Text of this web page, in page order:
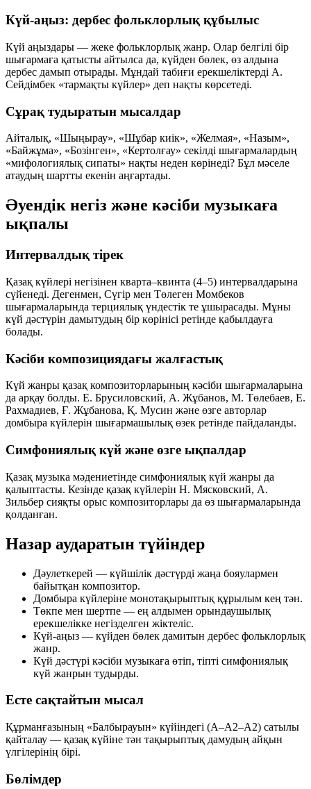
Күй-аңыз: дербес фольклорлық құбылыс
Күй аңыздары — жеке фольклорлық жанр. Олар белгілі бір
шығармаға қатысты айтылса да, күйден бөлек, өз алдына
дербес дамып отырады. Мұндай табиғи ерекшеліктерді А.
Сейдімбек «тармақты күйлер» деп нақты көрсетеді.
Сұрақ тудыратын мысалдар
Айталық, «Шыңырау», «Шұбар киік», «Желмая», «Назым»,
«Байжұма», «Бозінген», «Кертолғау» секілді шығармалардың
«мифологиялық сипаты» нақты неден көрінеді? Бұл мәселе
атаудың шартты екенін аңғартады.
Әуендік негіз және кәсіби музыкаға
ықпалы
Интервалдық тірек
Қазақ күйлері негізінен кварта–квинта (4–5) интервалдарына
сүйенеді. Дегенмен, Сүгір мен Төлеген Момбеков
шығармаларында терциялық үндестік те ұшырасады. Мұны
күй дәстүрін дамытудың бір көрінісі ретінде қабылдауға
болады.
Кәсіби композициядағы жалғастық
Күй жанры қазақ композиторларының кәсіби шығармаларына
да арқау болды. Е. Брусиловский, А. Жұбанов, М. Төлебаев, Е.
Рахмадиев, Ғ. Жұбанова, Қ. Мусин және өзге авторлар
домбыра күйлерін шығармашылық өзек ретінде пайдаланды.
Симфониялық күй және өзге ықпалдар
Қазақ музыка мәдениетінде симфониялық күй жанры да
қалыптасты. Кезінде қазақ күйлерін Н. Мясковский, А.
Зильбер сияқты орыс композиторлары да өз шығармаларында
қолданған.
Назар аударатын түйіндер
Дәулеткерей — күйшілік дәстүрді жаңа бояулармен
байытқан композитор.
Домбыра күйлеріне монотақырыптық құрылым кең тән.
Төкпе мен шертпе — ең алдымен орындаушылық
ерекшелікке негізделген жіктеліс.
Күй-аңыз — күйден бөлек дамитын дербес фольклорлық
жанр.
Күй дәстүрі кәсіби музыкаға өтіп, тіпті симфониялық
күй жанрын тудырды.
Есте сақтайтын мысал
Құрманғазының «Балбырауын» күйіндегі (A–A2–A2) сатылы
қайталау — қазақ күйіне тән тақырыптық дамудың айқын
үлгілерінің бірі.
Бөлімдер